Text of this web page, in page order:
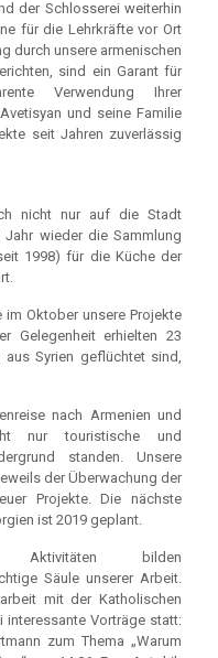
der Schlosserei weiterhin
für die Lehrkräfte vor Ort
durch unsere armenischen
sind ein Garant für
Verwendung Ihrer
und seine Familie
seit Jahren zuverlässig
nicht nur auf die Stadt
wieder die Sammlung
1998) für die Küche der
Oktober unsere Projekte
Gelegenheit erhielten 23
aus Syrien geflüchtet sind,
nach Armenien und
nur touristische und
standen. Unsere
der Überwachung der
Projekte. Die nächste
ist 2019 geplant.
bilden
Säule unserer Arbeit.
mit der Katholischen
interessante Vorträge statt:
zum Thema „Warum